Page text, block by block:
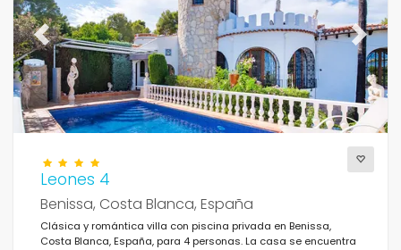
Previous Next
Leones 4
Benissa, Costa Blanca, España
Clásica y romántica villa con piscina privada en Benissa,
Costa Blanca, España, para 4 personas. La casa se encuentra